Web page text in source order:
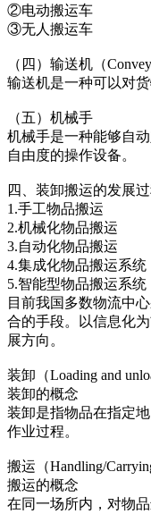
②电动搬运车
③无人搬运车
（四）输送机（
输送机是一种可以对
（五）机械手
机械手是一种能够自
自由度的操作设备。
四、装卸搬运的发展
1.手工物品搬运
2.机械化物品搬运
3.自动化物品搬运
4.集成化物品搬运系统
5.智能型物品搬运系统
目前我国多数物流中
合的手段。以信息化
展方向。
装卸（Loading and
装卸的概念
装卸是指物品在指定
作业过程。
搬运（Handling/
搬运的概念
在同一场所内，对物